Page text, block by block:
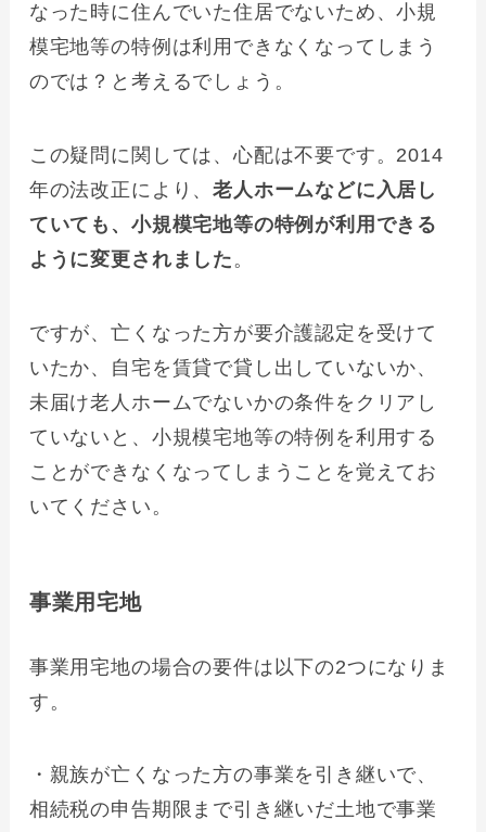
なった時に住んでいた住居でないため、小規
模宅地等の特例は利用できなくなってしまう
のでは？と考えるでしょう。
この疑問に関しては、心配は不要です。2014
年の法改正により、老人ホームなどに入居し
ていても、小規模宅地等の特例が利用できる
ように変更されました。
ですが、亡くなった方が要介護認定を受けて
いたか、自宅を賃貸で貸し出していないか、
未届け老人ホームでないかの条件をクリアし
ていないと、小規模宅地等の特例を利用する
ことができなくなってしまうことを覚えてお
いてください。
事業用宅地
事業用宅地の場合の要件は以下の2つになりま
す。
・親族が亡くなった方の事業を引き継いで、
相続税の申告期限まで引き継いだ土地で事業